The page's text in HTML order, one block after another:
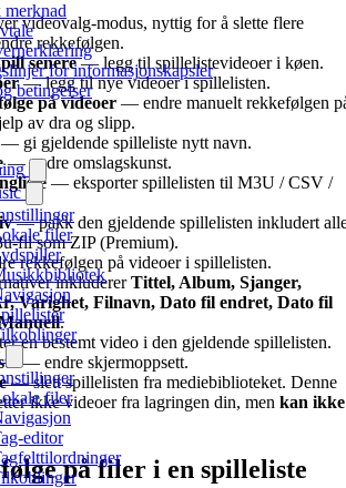
merknad
for informasjonskapsler
betingelser
filer
filer
editor
videovalg-modus, nyttig for å slette flere
rekkefølgen.
senere— legg til spillelistevideoer i køen.
— legg til nye videoer i spillelisten.
på videoer — endre manuelt rekkefølgen
av dra og slipp.
— gi gjeldende spilleliste nytt navn.
— endre omslagskunst.
— eksporter spillelisten til M3U / CSV /
— pakk den gjeldende spillelisten inkludert
fil som ZIP (Premium).
rekkefølgen på videoer i spillelisten.
inkludererTittel, Album, Sjanger,
Varighet, Filnavn, Dato fil endret, Dato fil
.
en bestemt video i den gjeldende spillelisten.
— endre skjermoppsett.
— slett spillelisten fra mediebiblioteket. Denne
ikke videoer fra lagringen din, men kan ikke
på filer i en spilleliste